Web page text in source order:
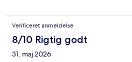
Verificeret anmeldelse
8/10 Rigtig godt
31. maj 2026